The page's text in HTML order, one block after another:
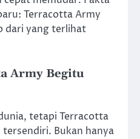
Terracotta Army
dari yang terlihat
Army Begitu
tetapi Terracotta
Bukan hanya